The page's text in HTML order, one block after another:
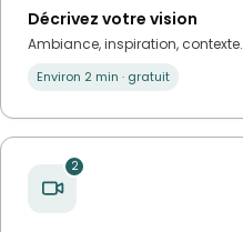
Décrivez votre vision
Ambiance, inspiration, contexte.
Environ 2 min · gratuit
2